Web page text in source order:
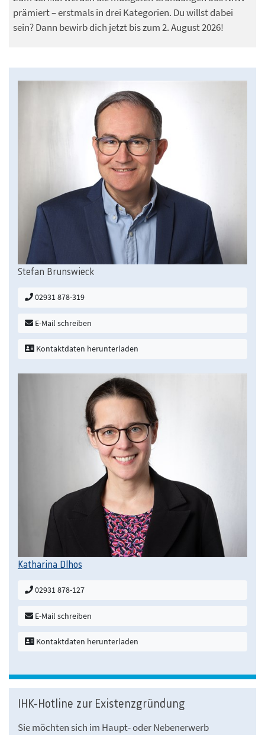
prämiert – erstmals in drei Kategorien. Du willst dabei
sein? Dann bewirb dich jetzt bis zum 2. August 2026!
Stefan Brunswieck
02931 878-319
E-Mail schreiben
Kontaktdaten herunterladen
Katharina Dlhos
02931 878-127
E-Mail schreiben
Kontaktdaten herunterladen
IHK-Hotline zur Existenzgründung
Sie möchten sich im Haupt- oder Nebenerwerb